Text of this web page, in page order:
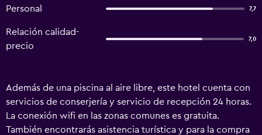
Personal 7,7
Relación calidad-
precio
7,0
Además de una piscina al aire libre, este hotel cuenta con
servicios de conserjería y servicio de recepción 24 horas.
La conexión wifi en las zonas comunes es gratuita.
También encontrarás asistencia turística y para la compra